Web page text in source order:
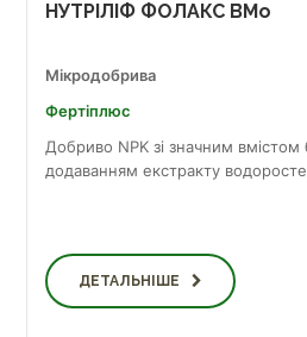
НУТРІЛІФ ФОЛАКС BMo
Мікродобрива
Фертіплюс
Добриво NPK зі значним
додаванням екстракту
ДЕТАЛЬНІШЕ